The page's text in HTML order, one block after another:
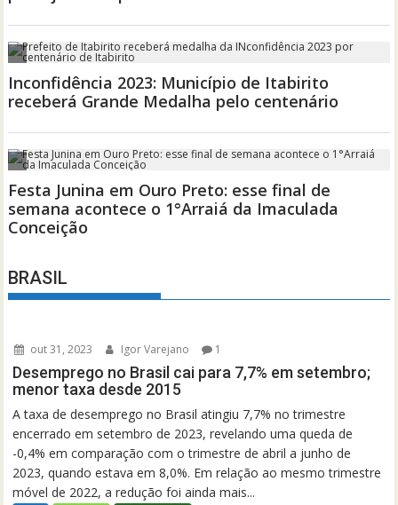
BRASIL
out 31, 2023 Igor Varejano 1
Desemprego no Brasil cai para 7,7% em setembro;
menor taxa desde 2015
A taxa de desemprego no Brasil atingiu 7,7% no trimestre
encerrado em setembro de 2023, revelando uma queda de
-0,4% em comparação com o trimestre de abril a junho de
2023, quando estava em 8,0%. Em relação ao mesmo trimestre
móvel de 2022, a redução foi ainda mais...